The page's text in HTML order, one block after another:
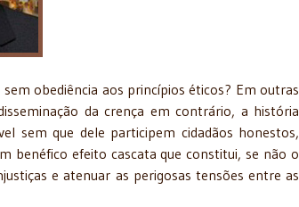
obediência aos princípios éticos? Em outras
da crença em contrário, a história
sem que dele participem cidadãos honestos,
benéfico efeito cascata que constitui, se não o
e atenuar as perigosas tensões entre as